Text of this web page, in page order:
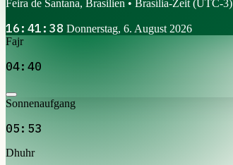
Feira de Santana, Brasilien • Brasília-Zeit (UTC-3)
16:41:39 Donnerstag, 6. August 2026
Fajr
04:40
Sonnenaufgang
05:53
Dhuhr